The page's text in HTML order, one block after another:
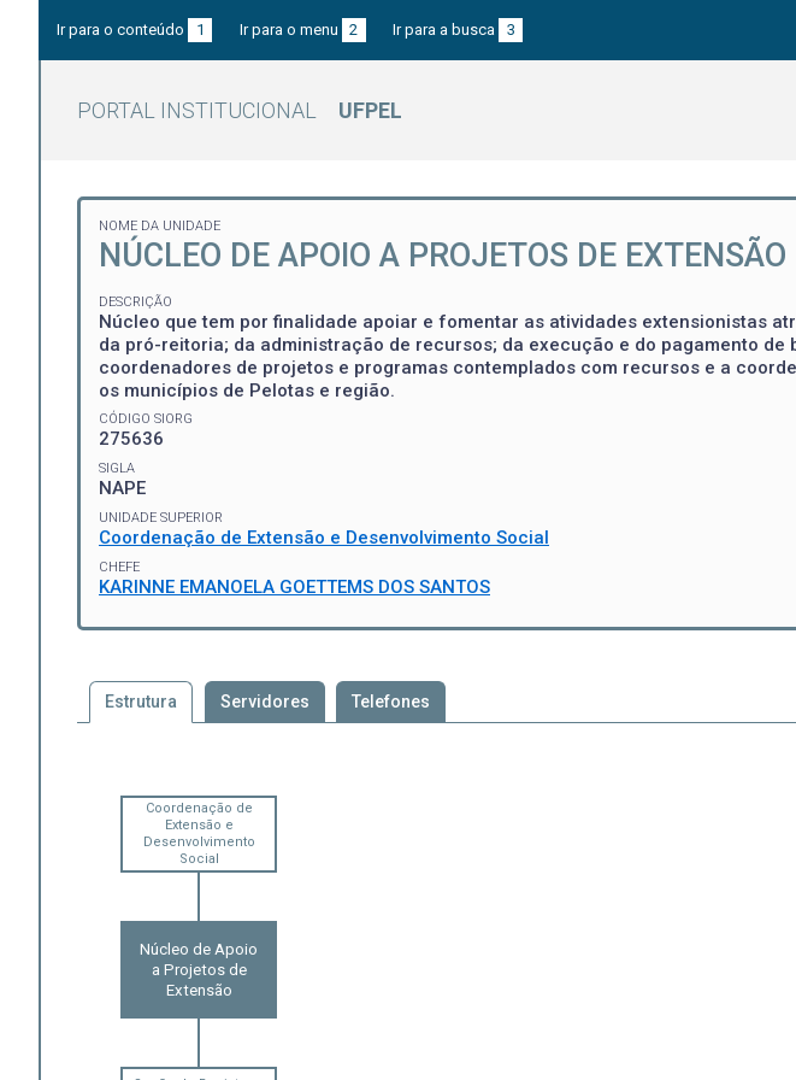
Ir para o conteúdo 1 Ir para o menu 2 Ir para a busca 3
PORTAL INSTITUCIONAL UFPEL
NOME DA UNIDADE
NÚCLEO DE APOIO A PROJETOS DE EXTENSÃO
DESCRIÇÃO
Núcleo que tem por finalidade apoiar e fomentar as atividades extensionistas
da pró-reitoria; da administração de recursos; da execução e do pagamento de
coordenadores de projetos e programas contemplados com recursos e a
os municípios de Pelotas e região.
CÓDIGO SIORG
275636
SIGLA
NAPE
UNIDADE SUPERIOR
Coordenação de Extensão e Desenvolvimento Social
CHEFE
KARINNE EMANOELA GOETTEMS DOS SANTOS
Estrutura Servidores Telefones
Coordenação de
Extensão e
Desenvolvimento
Social
Núcleo de Apoio
a Projetos de
Extensão